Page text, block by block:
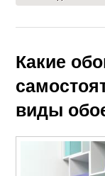
Какие
виды